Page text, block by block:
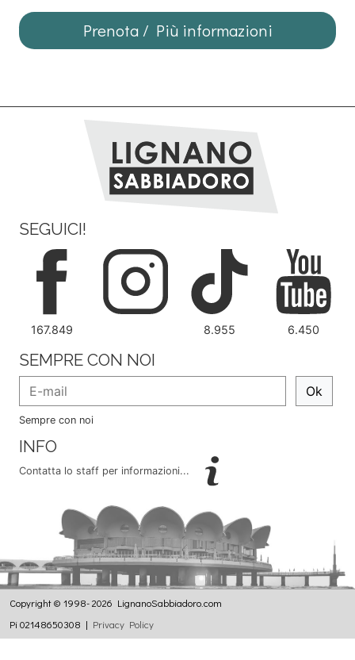
Prenota / Più informazioni
SEGUICI!
167.849 8.955 6.450
SEMPRE CON NOI
Ok
Sempre con noi
INFO
Contatta lo staff per informazioni...
Copyright © 1998- 2026 LignanoSabbiadoro.com
Pi 02148650308 | Privacy Policy